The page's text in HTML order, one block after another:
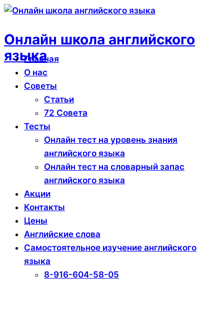
Перейти
содержимому
Онлайн школа английского
языка
Главная
О нас
Советы
Статьи
72 Совета
Тесты
Онлайн тест на уровень знания
английского языка
Онлайн тест на словарный запас
английского языка
Акции
Контакты
Цены
Английские слова
Самостоятельное изучение английского
языка
8-916-604-58-05